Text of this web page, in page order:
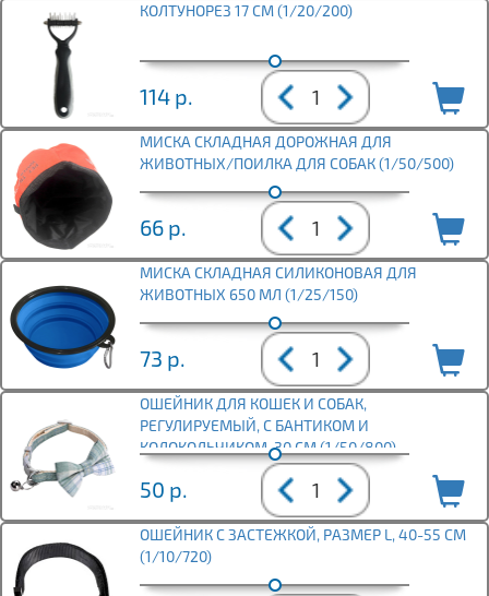
КОЛТУНОРЕЗ 17 СМ (1/20/200)
114 р.
МИСКА СКЛАДНАЯ ДОРОЖНАЯ ДЛЯ
ЖИВОТНЫХ/ПОИЛКА ДЛЯ СОБАК (1/50/500)
66 р.
МИСКА СКЛАДНАЯ СИЛИКОНОВАЯ ДЛЯ
ЖИВОТНЫХ 650 МЛ (1/25/150)
73 р.
ОШЕЙНИК ДЛЯ КОШЕК И СОБАК,
РЕГУЛИРУЕМЫЙ, С БАНТИКОМ И
КОЛОКОЛЬЧИКОМ, 30 СМ (1/50/800)
50 р.
ОШЕЙНИК С ЗАСТЕЖКОЙ, РАЗМЕР L, 40-55 СМ
(1/10/720)